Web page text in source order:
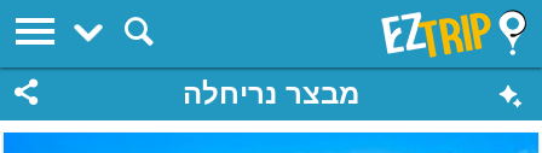
EZTrip
מבצר נריחלה